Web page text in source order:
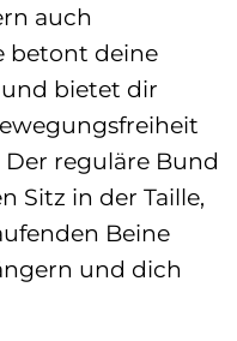
auch
betont deine
bietet dir
reguläre Bund
Sitz in der Taille,
Beine
und dich